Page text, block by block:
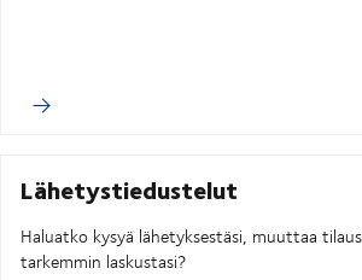
Lähetystiedustelut
Haluatko kysyä lähetyksestäsi, muuttaa
tarkemmin laskustasi?